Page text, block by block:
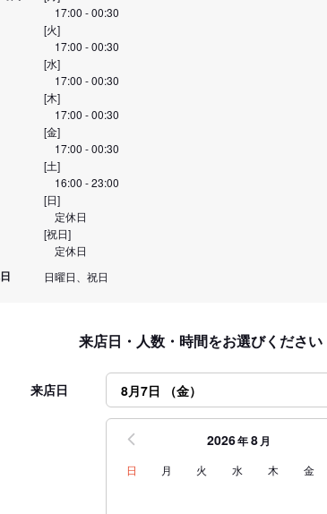
17:00 - 00:30
[火]
17:00 - 00:30
[水]
17:00 - 00:30
[木]
17:00 - 00:30
[金]
17:00 - 00:30
[土]
16:00 - 23:00
[日]
定休日
[祝日]
定休日
日曜日、祝日
来店日・人数・時間をお選びください
来店日 8月7日 （金）
2026年8月
日 月 火 水 木 金